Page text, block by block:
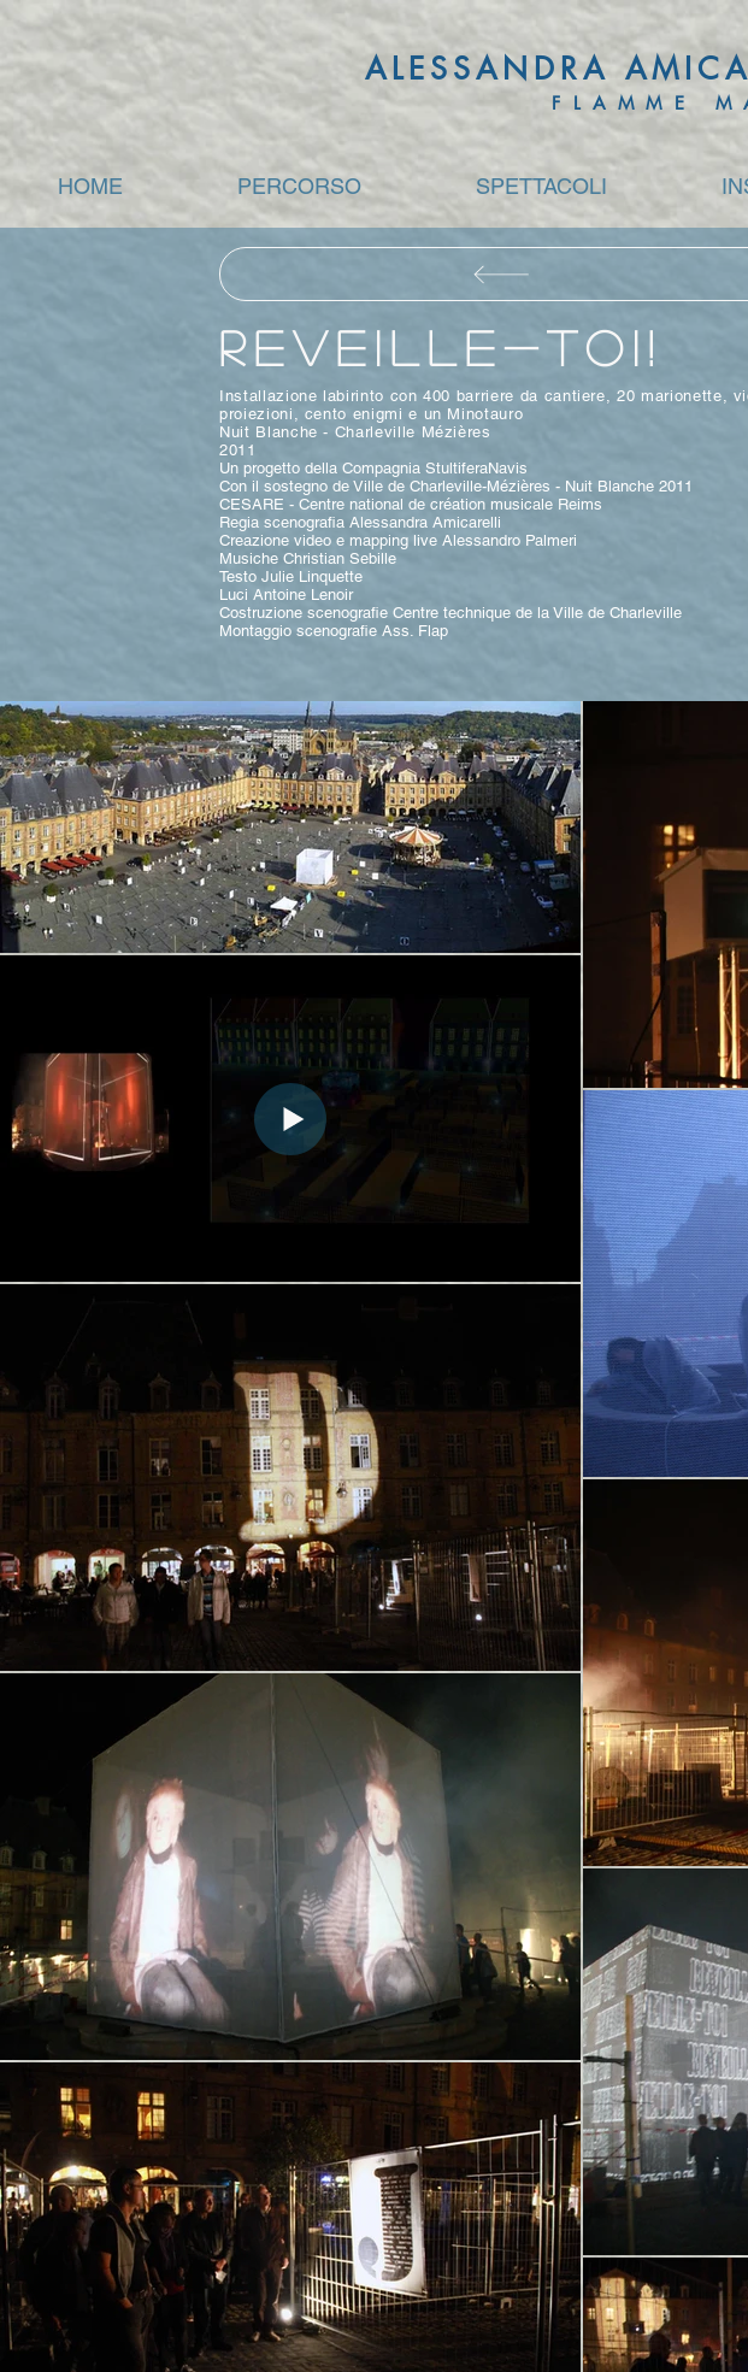
ALESSANDRA
FLAMME
HOME PERCORSO SPETTACOLI
REVEILLE-TOI!
Installazione labirinto con 400 barriere da cantiere, 20 marionette,
proiezioni, cento enigmi e un Minotauro
Nuit Blanche - Charleville Mézières
2011
Un progetto della Compagnia StultiferaNavis
Con il sostegno de Ville de Charleville-Mézières - Nuit Blanche 2011
CESARE - Centre national de création musicale Reims
Regia scenografia Alessandra Amicarelli
Creazione video e mapping live Alessandro Palmeri
Musiche Christian Sebille
Testo Julie Linquette
Luci Antoine Lenoir
Costruzione scenografie Centre technique de la Ville de Charleville
Montaggio scenografie Ass. Flap